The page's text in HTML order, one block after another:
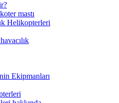
mastı
Helikopterleri
Ekipmanları